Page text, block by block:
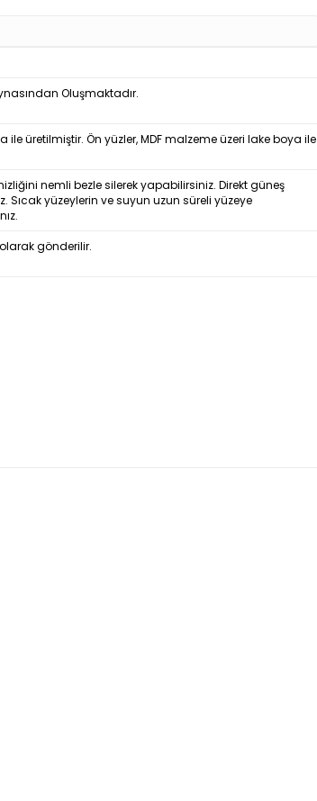
Oluşmaktadır.
ile üretilmiştir. Ön yüzler, MDF malzeme üzeri lake boya ile
nemli bezle silerek yapabilirsiniz. Direkt güneş
Sıcak yüzeylerin ve suyun uzun süreli yüzeye
gönderilir.